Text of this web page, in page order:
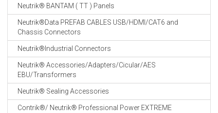
EN
TOEBEHOREN
CABLE EQUIPEMENTS
Neutrik® BANTAM ( TT ) Panels
Neutrik®Data PREFAB CABLES USB/HDMI/CAT6 and
Chassis Connectors
Neutrik®Industrial Connectors
Neutrik® Accessories/Adapters/Cicular/AES
EBU/Transformers
Neutrik® Sealing Accessories
Contrik®/ Neutrik® Professional Power EXTREME